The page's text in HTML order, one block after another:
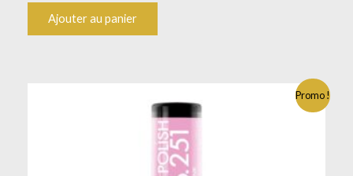
Ajouter au panier
Promo !